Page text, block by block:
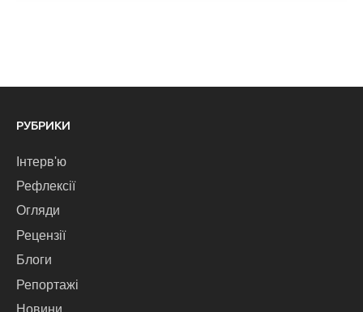
РУБРИКИ
Інтерв'ю
Рефлексії
Огляди
Рецензії
Блоги
Репортажі
Новини